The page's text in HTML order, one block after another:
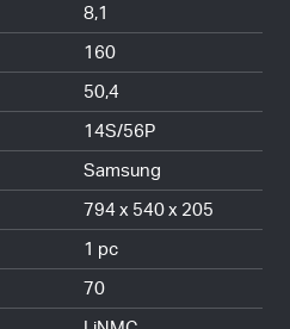
8,1
160
50,4
14S/56P
Samsung
794 x 540 x 205
1 pc
70